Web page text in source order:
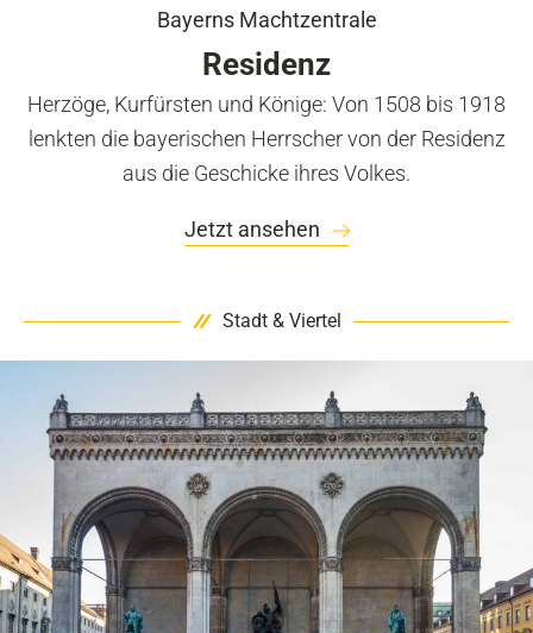
Bayerns Machtzentrale
Residenz
Herzöge, Kurfürsten und Könige: Von 1508 bis 1918
lenkten die bayerischen Herrscher von der Residenz
aus die Geschicke ihres Volkes.
Jetzt ansehen
Stadt & Viertel